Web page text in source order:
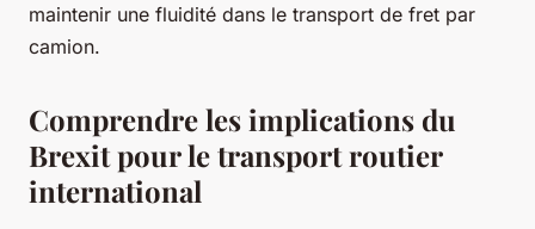
maintenir une fluidité dans le transport de fret par
camion.
Comprendre les implications du
Brexit pour le transport routier
international